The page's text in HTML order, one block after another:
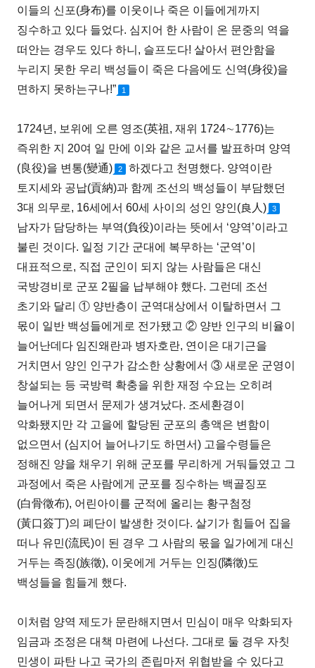
이들의 신포(身布)를 이웃이나 죽은 이들에게까지
징수하고 있다 들었다. 심지어 한 사람이 온 문중의 역을
떠안는 경우도 있다 하니, 슬프도다! 살아서 편안함을
누리지 못한 우리 백성들이 죽은 다음에도 신역(身役)을
면하지 못하는구나!”
1
1724년, 보위에 오른 영조(英祖, 재위 1724∼1776)는
즉위한 지 20여 일 만에 이와 같은 교서를 발표하며 양역
(良役)을 변통(變通)
2
하겠다고 천명했다. 양역이란
토지세와 공납(貢納)과 함께 조선의 백성들이 부담했던
3대 의무로, 16세에서 60세 사이의 성인 양인(良人)
3
남자가 담당하는 부역(負役)이라는 뜻에서 ‘양역’이라고
불린 것이다. 일정 기간 군대에 복무하는 ‘군역’이
대표적으로, 직접 군인이 되지 않는 사람들은 대신
국방경비로 군포 2필을 납부해야 했다. 그런데 조선
초기와 달리 ① 양반층이 군역대상에서 이탈하면서 그
몫이 일반 백성들에게로 전가됐고 ② 양반 인구의 비율이
늘어난데다 임진왜란과 병자호란, 연이은 대기근을
거치면서 양인 인구가 감소한 상황에서 ③ 새로운 군영이
창설되는 등 국방력 확충을 위한 재정 수요는 오히려
늘어나게 되면서 문제가 생겨났다. 조세환경이
악화됐지만 각 고을에 할당된 군포의 총액은 변함이
없으면서 (심지어 늘어나기도 하면서) 고을수령들은
정해진 양을 채우기 위해 군포를 무리하게 거둬들였고 그
과정에서 죽은 사람에게 군포를 징수하는 백골징포
(白骨徵布), 어린아이를 군적에 올리는 황구첨정
(黃口簽丁)의 폐단이 발생한 것이다. 살기가 힘들어 집을
떠나 유민(流民)이 된 경우 그 사람의 몫을 일가에게 대신
거두는 족징(族徵), 이웃에게 거두는 인징(隣徵)도
백성들을 힘들게 했다.
이처럼 양역 제도가 문란해지면서 민심이 매우 악화되자
임금과 조정은 대책 마련에 나선다. 그대로 둘 경우 자칫
민생이 파탄 나고 국가의 존립마저 위협받을 수 있다고